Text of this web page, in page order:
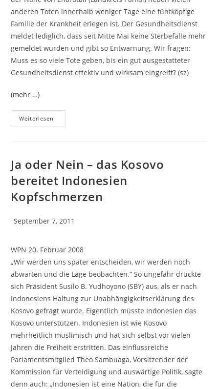
anderen Toten innerhalb weniger Tage eine fünfköpfige
Familie der Krankheit erlegen ist. Der Gesundheitsdienst
meldet lediglich, dass seit Mitte Mai keine Sterbefälle mehr
gemeldet wurden und gibt so Entwarnung. Wir fragen:
Muss es so viele Tote geben, bis ein gut ausgestatteter
Gesundheitsdienst effektiv und wirksam eingreift? (sz)
(mehr …)
Weiterlesen
Ja oder Nein – das Kosovo
bereitet Indonesien
Kopfschmerzen
September 7, 2011
WPN 20. Februar 2008
„Wir werden uns später entscheiden, wir werden noch
abwarten und die Lage beobachten.“ So ungefähr drückte
sich Präsident Susilo B. Yudhoyono (SBY) aus, als er nach
Indonesiens Haltung zur Unabhängigkeitserklärung des
Kosovo gefragt wurde. Eigentlich müsste Indonesien das
Kosovo unterstützen. Indonesien ist wie Kosovo
mehrheitlich muslimisch und hat sich selbst vor vielen
Jahren die Freiheit erstritten. Das einflussreiche
Parlamentsmitglied Theo Sambuaga, Vorsitzender der
Kommission für Verteidigung und auswärtige Politik, sagte
denn auch: „Indonesien ist eine Nation, die für die